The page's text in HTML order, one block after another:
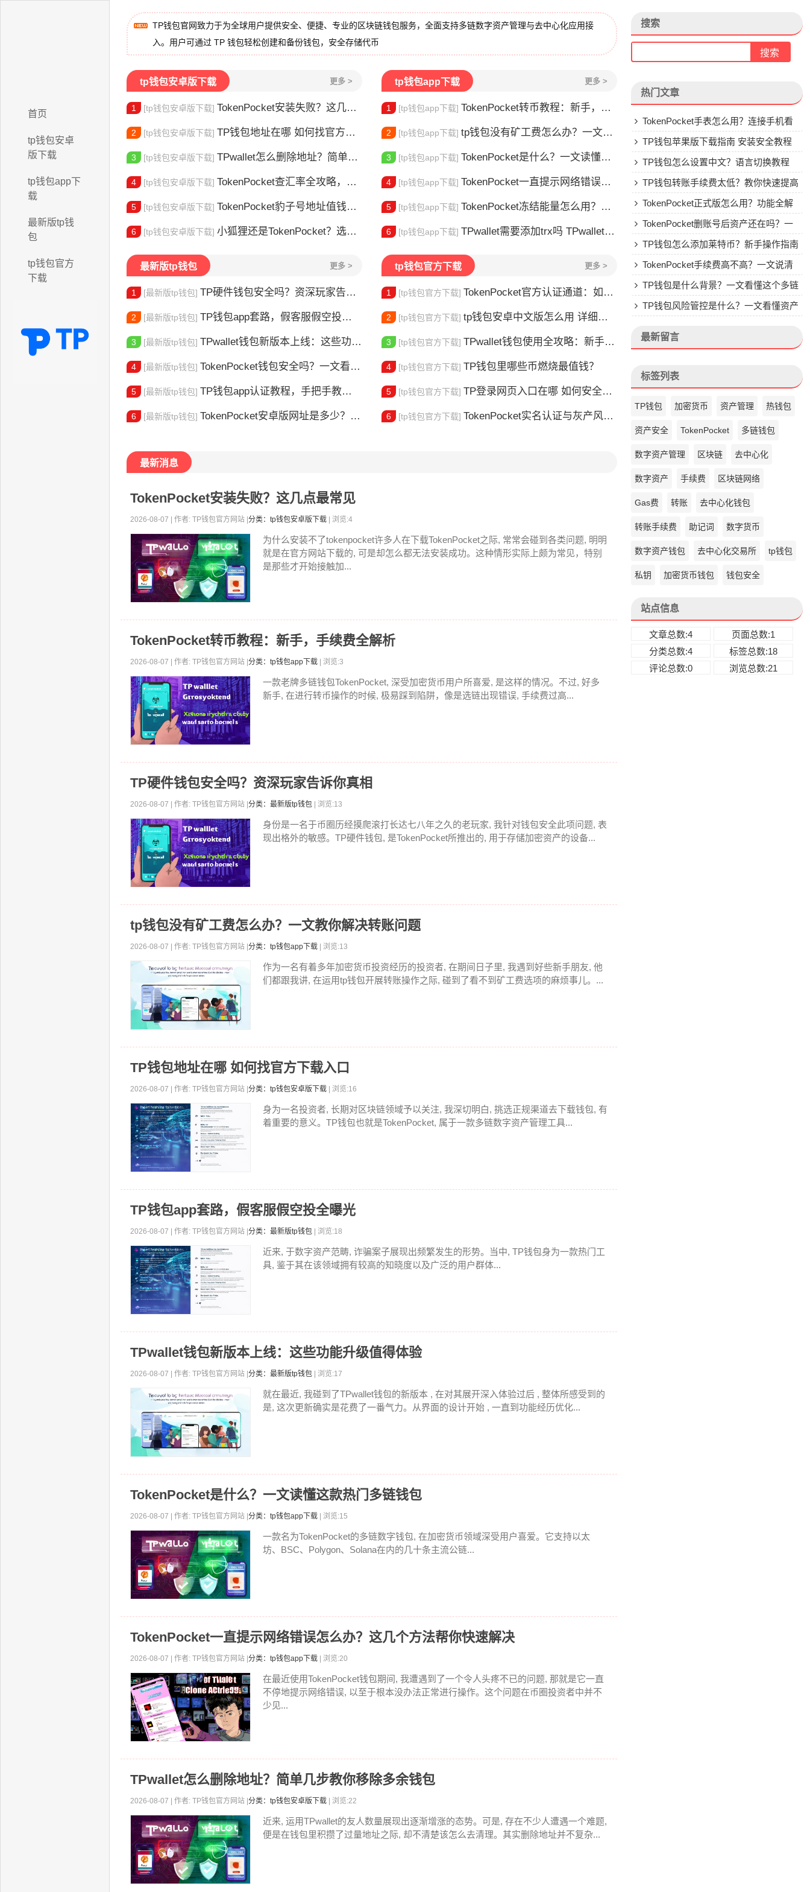
首页
tp钱包安卓
版下载
tp钱包app下
载
最新版tp钱
包
tp钱包官方
下载
TP钱包官网致力于为全球用户提供安全、便捷、专业的区块链钱包服务，全面支持多链数字资产管理与去中心化应用接
入。用户可通过 TP 钱包轻松创建和备份钱包，安全存储代币
tp钱包安卓版下载 更多 >
1 [tp钱包安卓版下载] TokenPocket安装失败？这几点最常见
2 [tp钱包安卓版下载] TP钱包地址在哪 如何找官方下载入口
3 [tp钱包安卓版下载] TPwallet怎么删除地址？简单几步教你移除多余钱包
4 [tp钱包安卓版下载] TokenPocket查汇率全攻略，新手一看就会
5 [tp钱包安卓版下载] TokenPocket豹子号地址值钱吗？新手看完这篇就懂了
6 [tp钱包安卓版下载] 小狐狸还是TokenPocket？选对钱包很重要
tp钱包app下载 更多 >
1 [tp钱包app下载] TokenPocket转币教程：新手，手续费全解析
2 [tp钱包app下载] tp钱包没有矿工费怎么办？一文教你解决转账问题
3 [tp钱包app下载] TokenPocket是什么？一文读懂这款热门多链钱包
4 [tp钱包app下载] TokenPocket一直提示网络错误怎么办？这几个方法帮你快速解决
5 [tp钱包app下载] TokenPocket冻结能量怎么用？TRX冻结获取能量详解
6 [tp钱包app下载] TPwallet需要添加trx吗 TPwallet要不要充TRX？一文说清
最新版tp钱包 更多 >
1 [最新版tp钱包] TP硬件钱包安全吗？资深玩家告诉你真相
2 [最新版tp钱包] TP钱包app套路，假客服假空投全曝光
3 [最新版tp钱包] TPwallet钱包新版本上线：这些功能升级值得体验
4 [最新版tp钱包] TokenPocket钱包安全吗？一文看懂真实风险
5 [最新版tp钱包] TP钱包app认证教程，手把手教你完成身份验证
6 [最新版tp钱包] TokenPocket安卓版网址是多少？一文教你安全下载
tp钱包官方下载 更多 >
1 [tp钱包官方下载] TokenPocket官方认证通道：如何找到真正的官方渠道
2 [tp钱包官方下载] tp钱包安卓中文版怎么用 详细安装教程
3 [tp钱包官方下载] TPwallet钱包使用全攻略：新手也能快速上手掌握
4 [tp钱包官方下载] TP钱包里哪些币燃烧最值钱？
5 [tp钱包官方下载] TP登录网页入口在哪 如何安全快速登陆平台
6 [tp钱包官方下载] TokenPocket实名认证与灰产风险全解析
最新消息
TokenPocket安装失败？这几点最常见
2026-08-07 | 作者: TP钱包官方网站 | 分类：tp钱包安卓版下载 | 浏览:4
为什么安装不了tokenpocket许多人在下载TokenPocket之际, 常常会碰到各类问题, 明明
就是在官方网站下载的, 可是却怎么都无法安装成功。这种情形实际上颇为常见，特别
是那些才开始接触加...
TokenPocket转币教程：新手，手续费全解析
2026-08-07 | 作者: TP钱包官方网站 | 分类：tp钱包app下载 | 浏览:3
一款老牌多链钱包TokenPocket, 深受加密货币用户所喜爱, 是这样的情况。不过, 好多
新手, 在进行转币操作的时候, 极易踩到陷阱，像是选链出现错误, 手续费过高...
TP硬件钱包安全吗？资深玩家告诉你真相
2026-08-07 | 作者: TP钱包官方网站 | 分类：最新版tp钱包 | 浏览:13
身份是一名于币圈历经摸爬滚打长达七八年之久的老玩家, 我针对钱包安全此项问题, 表
现出格外的敏感。TP硬件钱包, 是TokenPocket所推出的, 用于存储加密资产的设备...
tp钱包没有矿工费怎么办？一文教你解决转账问题
2026-08-07 | 作者: TP钱包官方网站 | 分类：tp钱包app下载 | 浏览:13
作为一名有着多年加密货币投资经历的投资者, 在期间日子里, 我遇到好些新手朋友, 他
们都跟我讲, 在运用tp钱包开展转账操作之际, 碰到了看不到矿工费选项的麻烦事儿。...
TP钱包地址在哪 如何找官方下载入口
2026-08-07 | 作者: TP钱包官方网站 | 分类：tp钱包安卓版下载 | 浏览:16
身为一名投资者, 长期对区块链领域予以关注, 我深切明白, 挑选正规渠道去下载钱包, 有
着重要的意义。TP钱包也就是TokenPocket, 属于一款多链数字资产管理工具...
TP钱包app套路，假客服假空投全曝光
2026-08-07 | 作者: TP钱包官方网站 | 分类：最新版tp钱包 | 浏览:18
近来, 于数字资产范畴, 诈骗案子展现出频繁发生的形势。当中, TP钱包身为一款热门工
具, 鉴于其在该领域拥有较高的知晓度以及广泛的用户群体...
TPwallet钱包新版本上线：这些功能升级值得体验
2026-08-07 | 作者: TP钱包官方网站 | 分类：最新版tp钱包 | 浏览:17
就在最近, 我碰到了TPwallet钱包的新版本 , 在对其展开深入体验过后 , 整体所感受到的
是, 这次更新确实是花费了一番气力。从界面的设计开始 , 一直到功能经历优化...
TokenPocket是什么？一文读懂这款热门多链钱包
2026-08-07 | 作者: TP钱包官方网站 | 分类：tp钱包app下载 | 浏览:15
一款名为TokenPocket的多链数字钱包, 在加密货币领域深受用户喜爱。它支持以太
坊、BSC、Polygon、Solana在内的几十条主流公链...
TokenPocket一直提示网络错误怎么办？这几个方法帮你快速解决
2026-08-07 | 作者: TP钱包官方网站 | 分类：tp钱包app下载 | 浏览:20
在最近使用TokenPocket钱包期间, 我遭遇到了一个令人头疼不已的问题, 那就是它一直
不停地提示网络错误, 以至于根本没办法正常进行操作。这个问题在币圈投资者中并不
少见...
TPwallet怎么删除地址？简单几步教你移除多余钱包
2026-08-07 | 作者: TP钱包官方网站 | 分类：tp钱包安卓版下载 | 浏览:22
近来, 运用TPwallet的友人数量展现出逐渐增涨的态势。可是, 存在不少人遭遇一个难题,
便是在钱包里积攒了过量地址之际, 却不清楚该怎么去清理。其实删除地址并不复杂...
搜索
热门文章
TokenPocket手表怎么用？连接手机看
行情教程
TP钱包苹果版下载指南 安装安全教程
TP钱包怎么设置中文？语言切换教程
TP钱包转账手续费太低？教你快速提高
Gas费
TokenPocket正式版怎么用？功能全解
析与安全使用指南
TokenPocket删账号后资产还在吗？一
文讲清楚
TP钱包怎么添加莱特币？新手操作指南
TokenPocket手续费高不高？一文说清
楚TP钱包是什么背景？一文看懂这个多链
钱包的来头
TP钱包风险管控是什么？一文看懂资产
最新留言
标签列表
TP钱包 加密货币 资产管理 热钱包
资产安全 TokenPocket 多链钱包
数字资产管理 区块链 去中心化
数字资产 手续费 区块链网络
Gas费 转账 去中心化钱包
转账手续费 助记词 数字货币
数字资产钱包 去中心化交易所 tp钱包
私钥 加密货币钱包 钱包安全
站点信息
文章总数:4
页面总数:1
分类总数:4
标签总数:18
评论总数:0
浏览总数:21